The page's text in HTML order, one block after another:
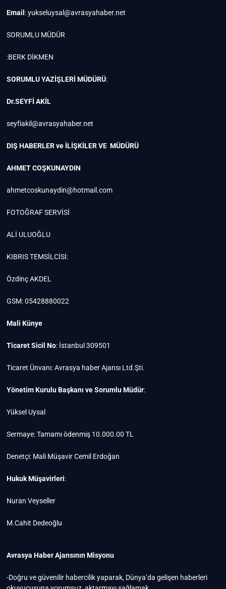
Email :yukseluysal@avrasyahaber.net
SORUMLU MÜDÜR
:BERK DİKMEN
SORUMLU YAZİŞLERİ MÜDÜRÜ:
Dr.SEYFİ AKİL
seyfiakil@avrasyahaber.net
DIŞ HABERLER ve İLİŞKİLER VE MÜDÜRÜ
AHMET COŞKUNAYDIN
ahmetcoskunaydin@hotmail.com
FOTOĞRAF SERVİSİ
ALİ ULUOĞLU
KIBRIS TEMSİLCİSİ:
Özdinç AKDEL
GSM: 05428880022
Mali Künye
Ticaret Sicil No: İstanbul 309501
Ticaret Ünvanı: Avrasya haber Ajansı Ltd.Şti.
Yönetim Kurulu Başkanı ve Sorumlu Müdür:
Yüksel Uysal
Sermaye: Tamamı ödenmiş 10.000.00 TL
Denetçi: Mali Müşavir Cemil Erdoğan
Hukuk Müşavirleri:
Nuran Veyseller
M.Cahit Dedeoğlu
Avrasya Haber Ajansının Misyonu
-Doğru ve güvenilir habercilik yaparak, Dünya’da gelişen haberleri